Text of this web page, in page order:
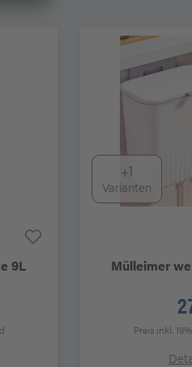
9L
+1
Varianten
Mülleimer
Preis inkl.